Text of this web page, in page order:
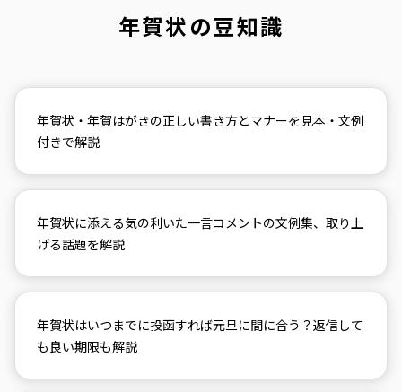
年賀状の豆知識
年賀状・年賀はがきの正しい書き方とマナーを見本・文例
付きで解説
年賀状に添える気の利いた一言コメントの文例集、取り上
げる話題を解説
年賀状はいつまでに投函すれば元旦に間に合う？返信して
も良い期限も解説